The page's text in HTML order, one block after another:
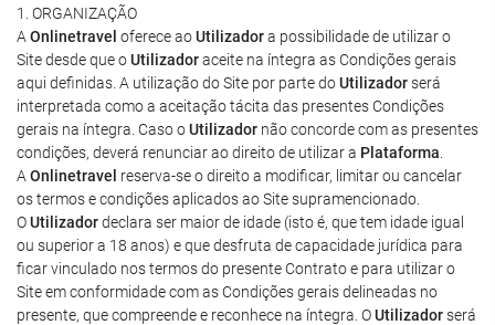
1. ORGANIZAÇÃO
A Onlinetravel oferece aoUtilizadora possibilidade de utilizar o
Site desde que oUtilizadoraceite na íntegra as Condições gerais
aqui definidas. A utilização do Site por parte doUtilizadorserá
interpretada como a aceitação tácita das presentes Condições
gerais na íntegra. Caso oUtilizador não concorde com as presentes
condições, deverá renunciar ao direito de utilizar a Plataforma
A Onlinetravel reserva-se o direito a modificar, limitar ou cancelar
os termos e condições aplicados ao Site supramencionado.
OUtilizadordeclara ser maior de idade (isto é, que tem idade igual
ou superior a 18 anos) e que desfruta de capacidade jurídica para
ficar vinculado nos termos do presente Contrato e para utilizar o
Site em conformidade com as Condições gerais delineadas no
presente, que compreende e reconhece na íntegra. OUtilizadorserá